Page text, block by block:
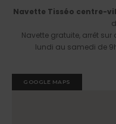
Navette Tisséo centre-
Navette gratuite, arrêt
lundi au samedi de
GOOGLE MAPS